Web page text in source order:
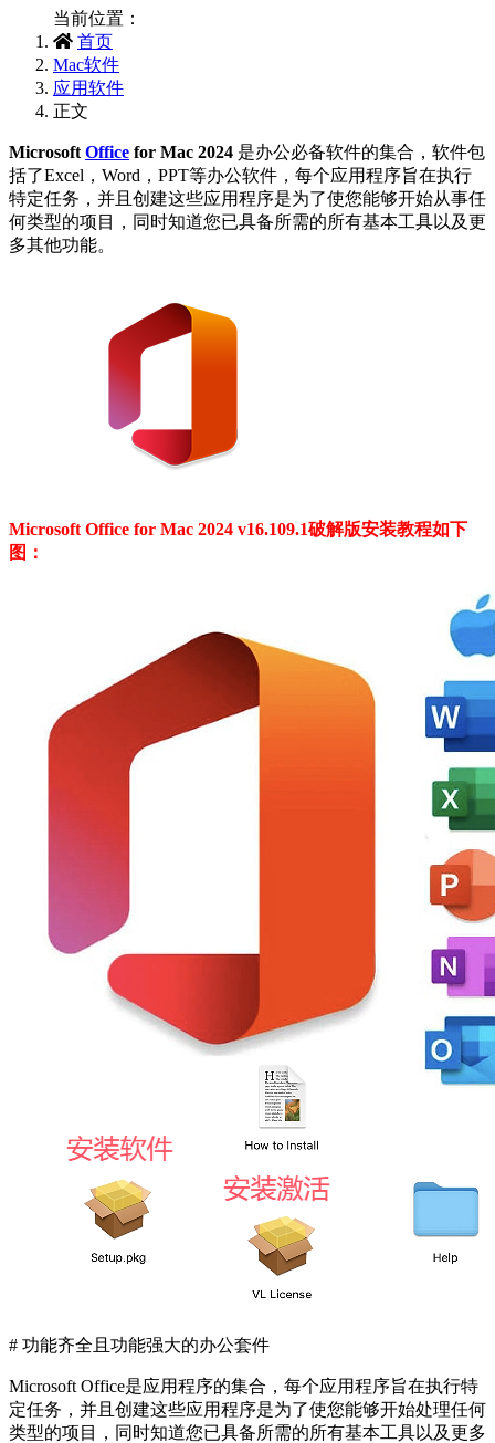
当前位置：
首页
Mac软件
应用软件
正文
Microsoft Office for Mac 2024 是办公必备软件的集合，软件包
括了Excel，Word，PPT等办公软件，每个应用程序旨在执行
特定任务，并且创建这些应用程序是为了使您能够开始从事任
何类型的项目，同时知道您已具备所需的所有基本工具以及更
多其他功能。
Microsoft Office for Mac 2024 v16.109.1破解版安装教程如下
图：
# 功能齐全且功能强大的办公套件
Microsoft Office是应用程序的集合，每个应用程序旨在执行特
定任务，并且创建这些应用程序是为了使您能够开始处理任何
类型的项目，同时知道您已具备所需的所有基本工具以及更多